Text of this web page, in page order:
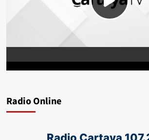
Radio Online
Radio Cartaya